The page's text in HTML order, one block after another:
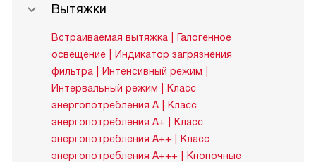
Вытяжки
Встраиваемая вытяжка
Галогенное
освещение
Индикатор загрязнения
фильтра
Интенсивный режим
Интервальный режим
Класс
энергопотребления A
Класс
энергопотребления A+
Класс
энергопотребления A++
Класс
энергопотребления A+++
Кнопочные